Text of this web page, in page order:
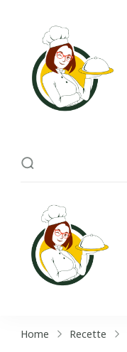
Home Recette